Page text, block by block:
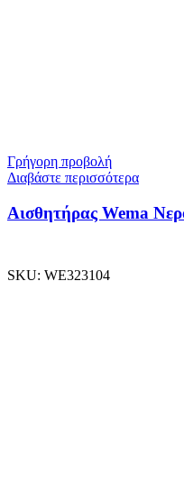
Γρήγορη προβολή
Διαβάστε περισσότερα
Αισθητήρας Wema
SKU: WE323104